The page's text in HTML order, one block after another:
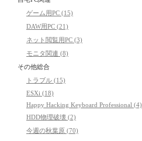
ゲーム用PC (15)
DAW用PC (21)
ネット閲覧用PC (3)
モニタ関連 (8)
その他総合
トラブル (15)
ESXi (18)
Happy Hacking Keyboard Professional (4)
HDD物理破壊 (2)
今週の秋葉原 (70)